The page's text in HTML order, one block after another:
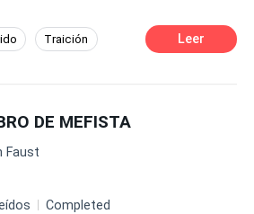
mal tiene su merecido. Árbol, el
mi vida...
Traición Leer
DE MEFISTA
Faust
Completed